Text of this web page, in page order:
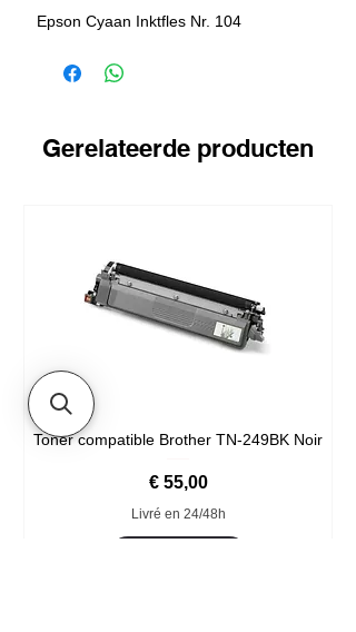
Epson Cyaan Inktfles Nr. 104
Gerelateerde producten
Toner compatible Brother TN-249BK Noir
Prijs
€ 55,00
Livré en 24/48h